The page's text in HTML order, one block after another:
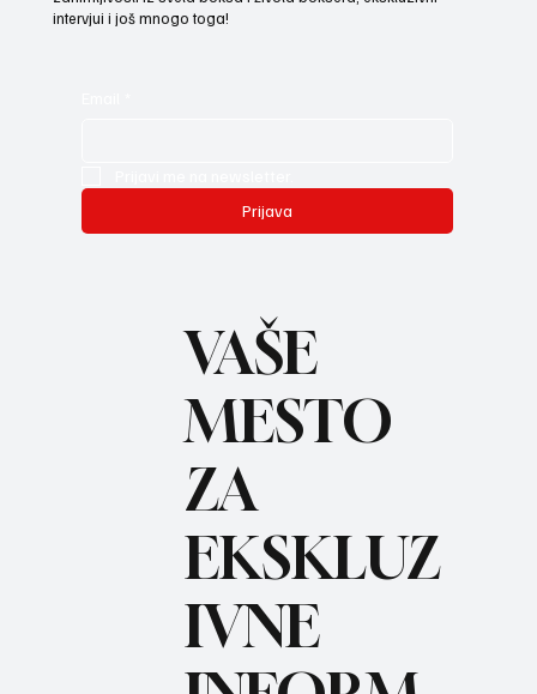
intervjui i još mnogo toga!
Prijava
REC
VAŠE
MESTO
ZA
EKSKLUZ
IVNE